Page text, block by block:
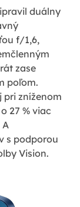
duálny
f/1,6,
zase
poľom.
zníženom
27 % viac
A
s podporou
Vision.